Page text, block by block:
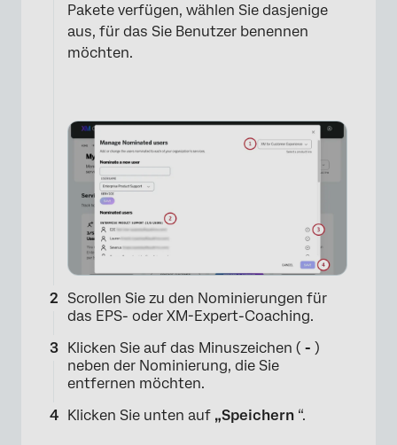
Pakete verfügen, wählen Sie dasjenige
aus, für das Sie Benutzer benennen
möchten.
Scrollen Sie zu den Nominierungen für
das EPS- oder XM-Expert-Coaching.
Klicken Sie auf das Minuszeichen ( - )
neben der Nominierung, die Sie
entfernen möchten.
Klicken Sie unten auf „Speichern “.